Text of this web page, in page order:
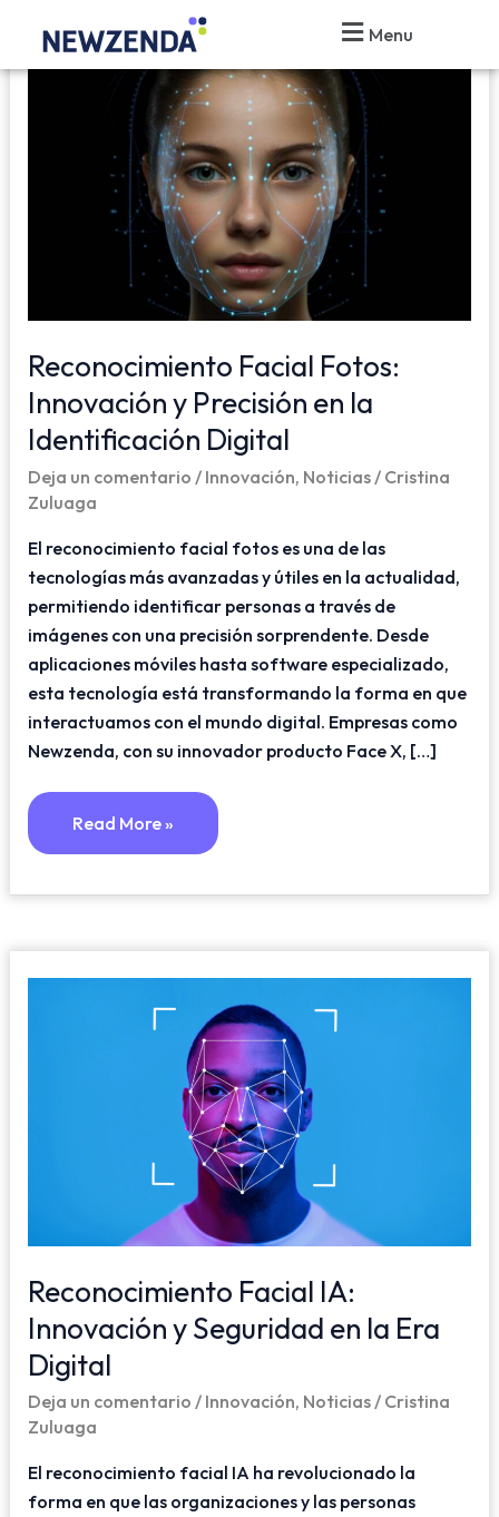
contenido
Menu
Reconocimiento Facial Fotos:
Innovación y Precisión en la
Identificación Digital
Deja un comentario / Innovación, Noticias/ Cristina
Zuluaga
El reconocimiento facial fotos es una de las
tecnologías más avanzadas y útiles en la actualidad,
permitiendo identificar personas a través de
imágenes con una precisión sorprendente. Desde
aplicaciones móviles hasta software especializado,
esta tecnología está transformando la forma en que
interactuamos con el mundo digital. Empresas como
Newzenda, con su innovador producto Face X, […]
Innovación
Precisión
Identificación
Read More »
Reconocimiento Facial IA:
Innovación y Seguridad en la Era
Digital
Deja un comentario / Innovación, Noticias/ Cristina
Zuluaga
El reconocimiento facial IA ha revolucionado la
forma en que las organizaciones y las personas
pagination